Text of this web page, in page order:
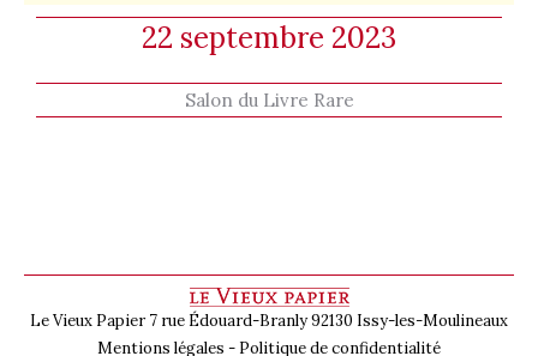
22 septembre 2023
Salon du Livre Rare
Le Vieux Papier 7 rue Édouard-Branly 92130 Issy-les-Moulineaux
Mentions légales - Politique de confidentialité